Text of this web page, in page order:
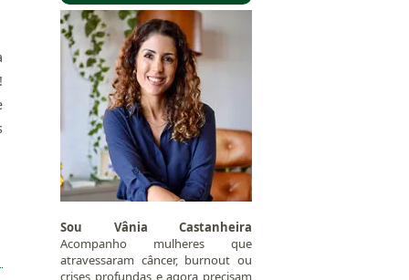
Sou Vânia Castanheira
Acompanho mulheres que
atravessaram câncer, burnout ou
crises profundas e agora precisam